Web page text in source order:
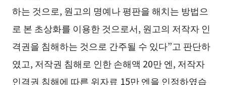
하는 것으로, 원고의 명예나 평판을 해치는 방법으
로 본 초상화를 이용한 것으로서, 원고의 저작자 인
격권을 침해하는 것으로 간주될 수 있다”고 판단하
였고, 저작권 침해로 인한 손해액 20만 엔, 저작자
인격권 침해에 따른 위자료 15만 엔을 인정하였습